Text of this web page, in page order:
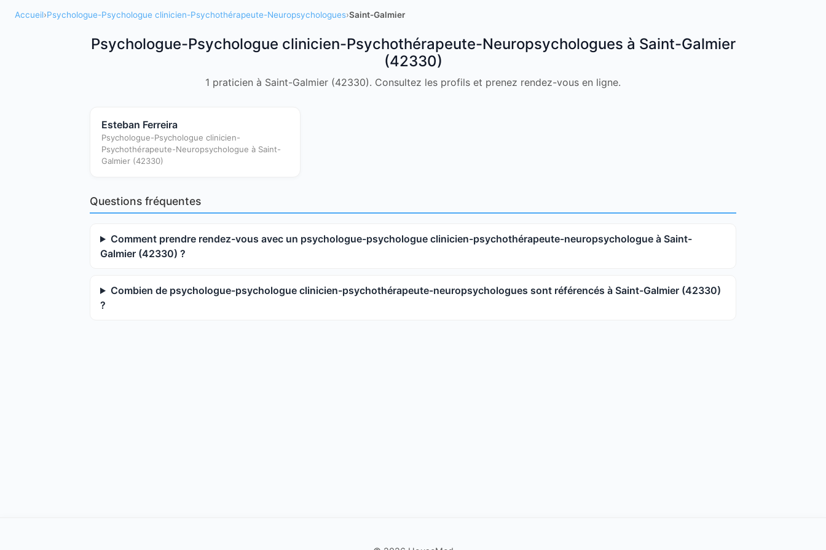
Accueil›Psychologue-Psychologue clinicien-Psychothérapeute-Neuropsychologues›Saint-Galmier
Psychologue-Psychologue clinicien-Psychothérapeute-Neuropsychologues à Saint-Galmier
(42330)
1 praticien à Saint-Galmier (42330). Consultez les profils et prenez rendez-vous en ligne.
Esteban Ferreira
Psychologue-Psychologue clinicien-
Psychothérapeute-Neuropsychologue à Saint-
Galmier (42330)
Questions fréquentes
Comment prendre rendez-vous avec un psychologue-psychologue clinicien-psychothérapeute-neuropsychologue à Saint-
Galmier (42330) ?
Combien de psychologue-psychologue clinicien-psychothérapeute-neuropsychologues sont référencés à Saint-Galmier (42330)
?